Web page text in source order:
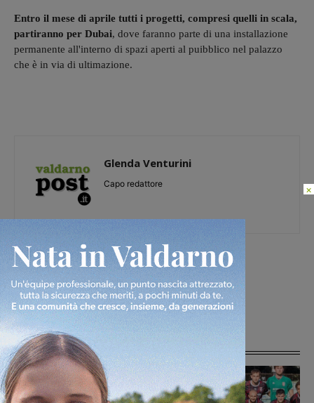
Articoli correlati
Entro il mese di aprile tutti i progetti, compresi quelli in scala,
partiranno per Dubai, dove faranno parte di una installazione
permanente all'interno di spazi aperti al puibblico nel palazzo
che è in via di ultimazione.
Glenda Venturini
Capo redattore
[rp4wp limit=4]
×